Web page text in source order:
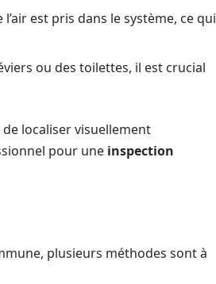
est pris dans le système, ce qui
ou des toilettes, il est crucial
localiser visuellement
pour une inspection
plusieurs méthodes sont à